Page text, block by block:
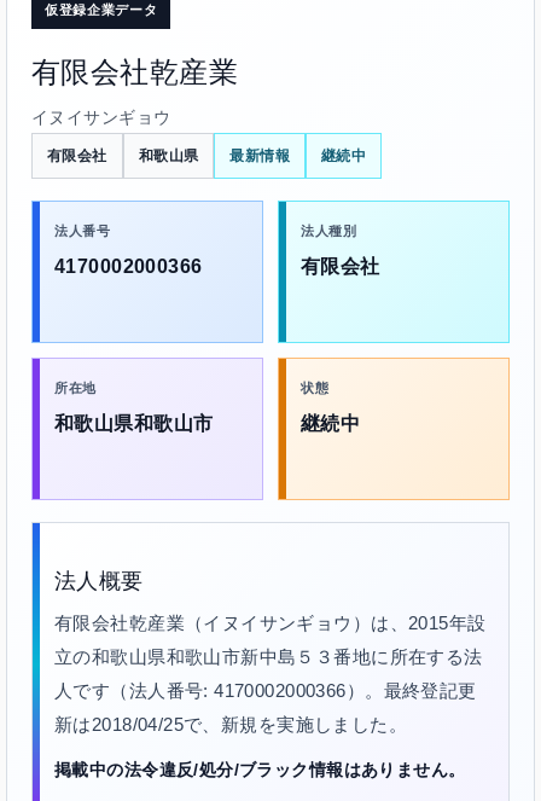
仮登録企業データ
有限会社乾産業
イヌイサンギョウ
有限会社 和歌山県 最新情報 継続中
法人番号
4170002000366
法人種別
有限会社
所在地
和歌山県和歌山市
状態
継続中
法人概要
有限会社乾産業（イヌイサンギョウ）は、2015年設
立の和歌山県和歌山市新中島５３番地に所在する法
人です（法人番号: 4170002000366）。最終登記更
新は2018/04/25で、新規を実施しました。
掲載中の法令違反/処分/ブラック情報はありません。